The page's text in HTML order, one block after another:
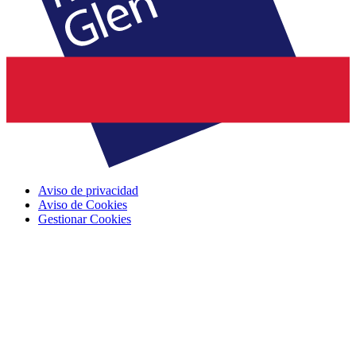
Aviso de privacidad
Aviso de Cookies
Gestionar Cookies